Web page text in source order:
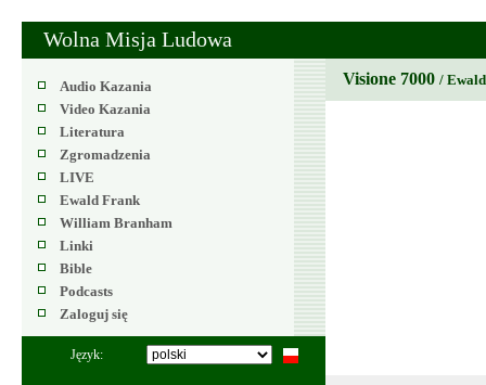
Wolna Misja Ludowa
Audio Kazania
Video Kazania
Literatura
Zgromadzenia
LIVE
Ewald Frank
William Branham
Linki
Bible
Podcasts
Zaloguj się
Język:
Visione 7000 /